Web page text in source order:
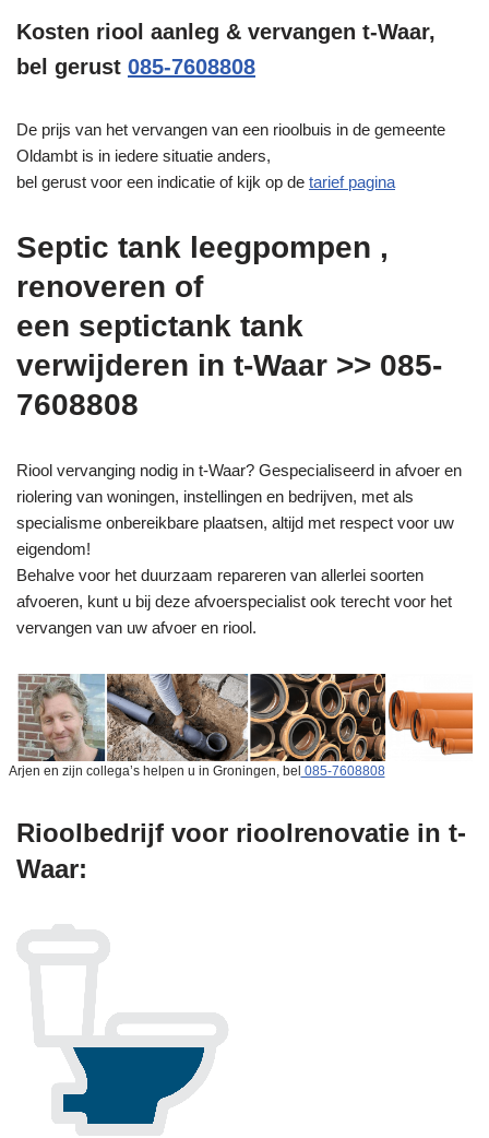
Kosten riool aanleg & vervangen t-Waar,
bel gerust 085-7608808
De prijs van het vervangen van een rioolbuis in de gemeente
Oldambt is in iedere situatie anders,
bel gerust voor een indicatie of kijk op de tarief pagina
Septic tank leegpompen ,
renoveren of
een septictank tank
verwijderen in t-Waar >> 085-
7608808
Riool vervanging nodig in t-Waar? Gespecialiseerd in afvoer en
riolering van woningen, instellingen en bedrijven, met als
specialisme onbereikbare plaatsen, altijd met respect voor uw
eigendom!
Behalve voor het duurzaam repareren van allerlei soorten
afvoeren, kunt u bij deze afvoerspecialist ook terecht voor het
vervangen van uw afvoer en riool.
Arjen en zijn collega’s helpen u in Groningen, bel 085-7608808
Rioolbedrijf voor rioolrenovatie in t-
Waar: